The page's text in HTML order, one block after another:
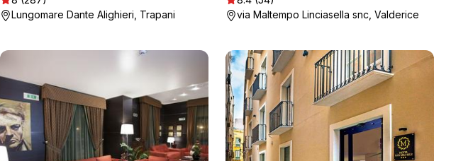
Lungomare Dante Alighieri, Trapani
via Maltempo Linciasella snc, Valderice